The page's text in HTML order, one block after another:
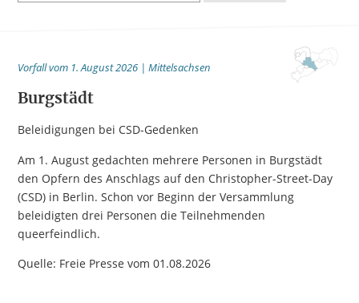
Vorfall vom 1. August 2026 | Mittelsachsen
Burgstädt
Beleidigungen bei CSD-Gedenken
Am 1. August gedachten mehrere Personen in Burgstädt
den Opfern des Anschlags auf den Christopher-Street-Day
(CSD) in Berlin. Schon vor Beginn der Versammlung
beleidigten drei Personen die Teilnehmenden
queerfeindlich.
Quelle: Freie Presse vom 01.08.2026